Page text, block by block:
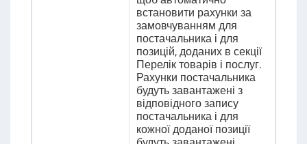
встановити рахунки за
замовчуванням для
постачальника і для
позицій, доданих в секції
Перелік товарів і послуг.
Рахунки постачальника
будуть завантажені з
відповідного запису
постачальника і для
кожної доданої позиції